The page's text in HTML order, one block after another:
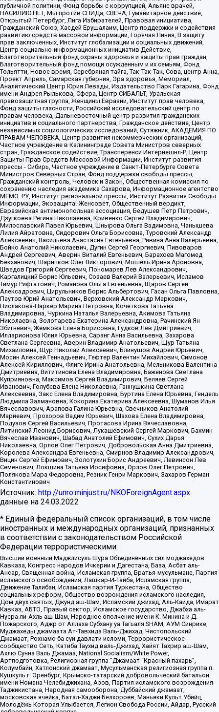
публичной политики, Фонд борьбы с коррупцией, Альянс врачей,
НАСИЛИЮ.НЕТ, Мы против СПИДа, СВЕЧА, Гуманитарное действие,
Открытый Петербург, Лига Избирателей, Правовая инициатива,
Гражданский Союз, Хасдей Ерушалаим, Центр поддержки и содействия
развитию средств массовой информации, Горячая Линия, В защиту
прав заключенных, Институт глобализации и социальных движений,
Центр социально-информационных инициатив Действие,
Благотворительный фонд охраны здоровья и защиты прав граждан,
Благотворительный фонд помощи осужденным и их семьям, Фонд
Тольятти, Новое время, Серебряная тайга, Так-Так-Так, Сова, центр Анна,
Проект Апрель, Самарская губерния, Эра здоровья, Мемориал,
Аналитический Центр Юрия Левады, Издательство Парк Гагарина, Фонд
имени Андрея Рылькова, Сфера, Центр СИБАЛЬТ, Уральская
правозащитная группа, Женщины Евразии, Институт прав человека,
Фонд защиты гласности, Российский исследовательский центр по
правам человека, Дальневосточный центр развития гражданских
инициатив и социального партнерства, Гражданское действие, Центр
независимых социологических исследований, Сутяжник, АКАДЕМИЯ ПО
ПРАВАМ ЧЕЛОВЕКА, Центр развития некоммерческих организаций,
Частное учреждение в Калининграде Совета Министров северных
стран, Гражданское содействие, Трансперенси Интернешнл-Р, Центр
Защиты Прав Средств Массовой Информации, Институт развития
прессы - Сибирь, Частное учреждение в Санкт-Петербурге Совета
Министров Северных Стран, Фонд поддержки свободы прессы,
Гражданский контроль, Человек и Закон, Общественная комиссия по
сохранению наследия академика Сахарова, Информационное агентство
МЕМО. РУ, Институт региональной прессы, Институт Развития Свободы
Информации, Экозащита!-Женсовет, Общественный вердикт,
Евразийская антимонопольная ассоциация, Бедушев Петр Петрович,
Дзугкоева Регина Николаевна, Кривенко Сергей Владимирович,
Милославский Павел Юрьевич, Шнырова Ольга Вадимовна, Чанышева
Лилия Айратовна, Сидорович Ольга Борисовна, Туровский Александр
Алексеевич, Васильева Анастасия Евгеньевна, Ривина Анна Валерьевна,
Бойко Анатолий Николаевич, Дугин Сергей Георгиевич, Пивоваров
Андрей Сергеевич, Аверин Виталий Евгеньевич, Барахоев Магомед
Бекханович, Шарипков Олег Викторович, Мошель Ирина Ароновна,
Шведов Григорий Сергеевич, Пономарев Лев Александрович,
Каргалицкий Борис Юльевич, Созаев Валерий Валерьевич, Исламов
Тимур Рифгатович, Романова Ольга Евгеньевна, Щаров Сергей
Алексадрович, Цирульников Борис Альбертович, Гасан Ольга Павловна,
Паутов Юрий Анатольевич, Верховский Александр Маркович,
Пислакова-Паркер Марина Петровна, Кочеткова Татьяна
Владимировна, Чуркина Наталья Валерьевна, Акимова Татьяна
Николаевна, Золотарева Екатерина Александровна, Рачинский Ян
Збигневич, Жемкова Елена Борисовна, Гудков Лев Дмитриевич,
Илларионова Юлия Юрьевна, Саранг Анна Васильевна, Захарова
Светлана Сергеевна, Аверин Владимир Анатольевич, Щур Татьяна
Михайловна, Щур Николай Алексеевич, Блинушов Андрей Юрьевич,
Мосин Алексей Геннадьевич, Гефтер Валентин Михайлович, Симонов
Алексей Кириллович, Флиге Ирина Анатольевна, Мельникова Валентина
Дмитриевна, Вититинова Елена Владимировна, Баженова Светлана
Куприяновна, Максимов Сергей Владимирович, Беляев Сергей
Иванович, Голубева Елена Николаевна, Ганнушкина Светлана
Алексеевна, Закс Елена Владимировна, Буртина Елена Юрьевна, Гендель
Людмила Залмановна, Кокорина Екатерина Алексеевна, Шуманов Илья
Вячеславович, Арапова Галина Юрьевна, Свечников Анатолий
Мариевич, Прохоров Вадим Юрьевич, Шахова Елена Владимировна,
Подузов Сергей Васильевич, Протасова Ирина Вячеславовна,
Литинский Леонид Борисович, Лукашевский Сергей Маркович, Бахмин
Вячеслав Иванович, Шабад Анатолий Ефимович, Сухих Дарья
Николаевна, Орлов Олег Петрович, Добровольская Анна Дмитриевна,
Королева Александра Евгеньевна, Смирнов Владимир Александрович,
Вицин Сергей Ефимович, Золотухин Борис Андреевич, Левинсон Лев
Семенович, Локшина Татьяна Иосифовна, Орлов Олег Петрович,
Полякова Мара Федоровна, Резник Генри Маркович, Захаров Герман
Константинович
Источник: http://unro.minjust.ru/NKOForeignAgent.aspx
данные на 24.03.2022
* Единый федеральный список организаций, в том числе
иностранных и международных организаций, признанных
в соответствии с законодательством Российской
Федерации террористическими:
Высший военный Маджлисуль Шура Объединенных сил моджахедов
Кавказа, Конгресс народов Ичкерии и Дагестана, База, Асбат аль-
Ансар, Священная война, Исламская группа, Братья-мусульмане, Партия
исламского освобождения, Лашкар-И-Тайба, Исламская группа,
Движение Талибан, Исламская партия Туркестана, Общество
социальных реформ, Общество возрождения исламского наследия,
Дом двух святых, Джунд аш-Шам, Исламский джихад, Аль-Каида, Имарат
Кавказ, АБТО, Правый сектор, Исламское государство, Джабха аль-
Нусра ли-Ахль аш-Шам, Народное ополчение имени К. Минина и Д.
Пожарского, Аджр от Аллаха Субхану уа Тагьаля SHAM, АУМ Синрике,
Муджахеды джамаата Ат-Тавхида Валь-Джихад, Чистопольский
Джамаат, Рохнамо ба суи давлати исломи, Террористическое
сообщество Сеть, Катиба Таухид валь-Джихад, Хайят Тахрир аш-Шам,
Ахлю Сунна Валь Джамаа, National Socialism/White Power,
Артподготовка, Религиозная группа “Джамаат “Красный пахарь”,
Колумбайн, Хатлонский джамаат, Мусульманская религиозная группа п.
Кушкуль г. Оренбург, Крымско-татарский добровольческий батальон
имени Номана Челебиджихана, Азов, Партия исламского возрождения
Таджикистана, Народная самооборона, Дуббайский джамаат,
московская ячейка, Батал-Хаджи Белхороев, Маньяки Культ Убийц,
Молодёжь Которая Улыбается, Легион Свобода России, Айдар, Русский